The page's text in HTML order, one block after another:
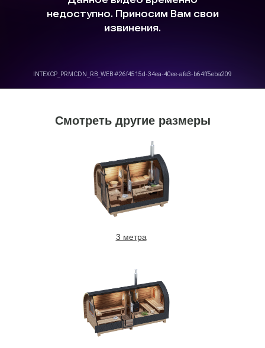
Смотреть другие размеры
3 метра